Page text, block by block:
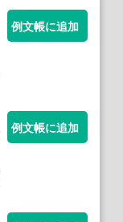
例文帳に追加
例文帳に追加